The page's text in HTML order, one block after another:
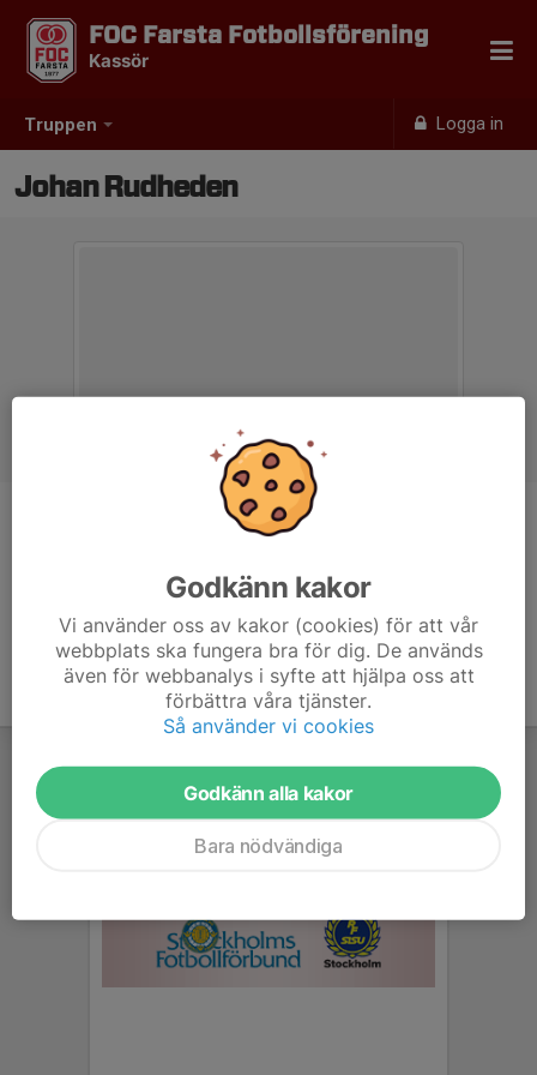
Truppen Logga in
FOC Farsta Fotbollsförening
Kassör
Johan Rudheden
Kassör P2017 vit
Godkänn kakor
Vi använder oss av kakor (cookies) för att vår
webbplats ska fungera bra för dig. De används
även för webbanalys i syfte att hjälpa oss att
förbättra våra tjänster.
Så använder vi cookies
Godkänn alla kakor
Bara nödvändiga